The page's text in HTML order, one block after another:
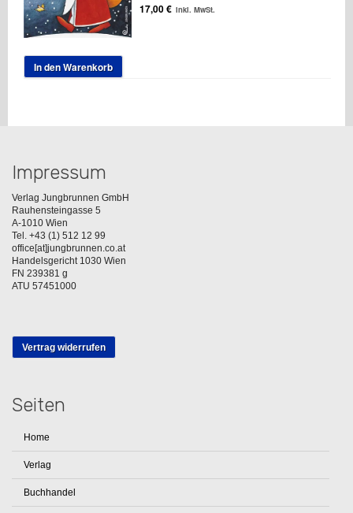
17,00€ inkl. MwSt.
In den Warenkorb
Impressum
Verlag Jungbrunnen GmbH
Rauhensteingasse 5
A-1010 Wien
Tel. +43 (1) 512 12 99
office[at]jungbrunnen.co.at
Handelsgericht 1030 Wien
FN 239381 g
ATU 57451000
Vertrag widerrufen
Seiten
Home
Verlag
Buchhandel